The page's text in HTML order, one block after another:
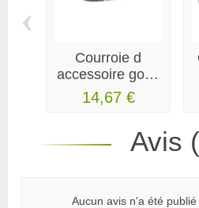
Courroie d
accessoire good
year 11AV0730
14,67 €
‹
Avis
Aucun avis n'a été